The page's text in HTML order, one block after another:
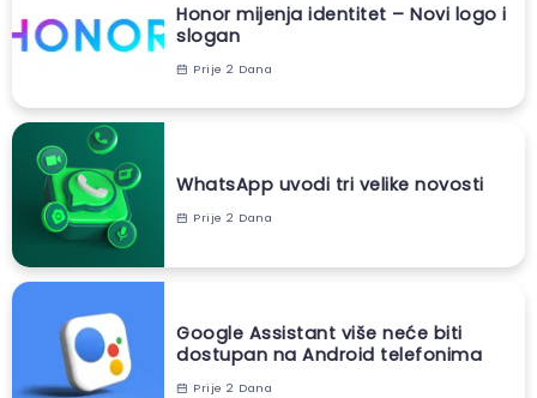
Honor mijenja identitet – Novi logo i
slogan
Prije 2 Dana
WhatsApp uvodi tri velike novosti
Prije 2 Dana
Google Assistant više neće biti
dostupan na Android telefonima
Prije 2 Dana